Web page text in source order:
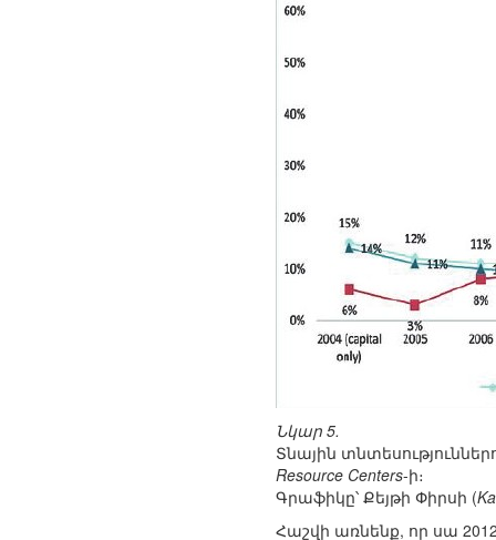
Նկար 5.
Տնային
Resource Centers-ի։
Գրաֆիկը՝ Քեյթի Փիրսի (
Հաշվի առնենք, որ սա